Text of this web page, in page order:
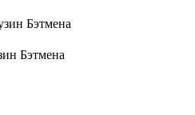
Бэтмена